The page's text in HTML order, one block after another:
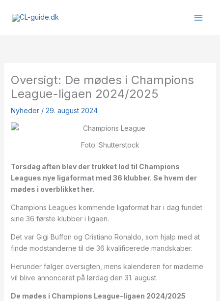
Oversigt: De mødes i Champions
League-ligaen 2024/2025
Nyheder/ 29. august 2024
Foto: Shutterstock
Torsdag aften blev der trukket lod til Champions
Leagues nye ligaformat med 36 klubber. Se hvem der
mødes i overblikket her.
Champions Leagues kommende ligaformat har i dag fundet
sine 36 første klubber i ligaen.
Det var Gigi Buffon og Cristiano Ronaldo, som hjalp med at
finde modstanderne til de 36 kvalificerede mandskaber.
Herunder følger oversigten, mens kalenderen for møderne
vil blive annonceret på lørdag den 31. august.
De mødes i Champions League-ligaen 2024/2025